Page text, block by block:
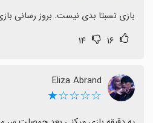
بازی نسبتا بدی نیست. بروز رسانی
۱۶ ۱۴
Eliza Abrand
☆☆☆☆★